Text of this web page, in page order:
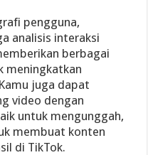
pengguna,
analisis interaksi
berbagai
meningkatkan
juga dapat
video dengan
untuk mengunggah,
membuat konten
di TikTok.